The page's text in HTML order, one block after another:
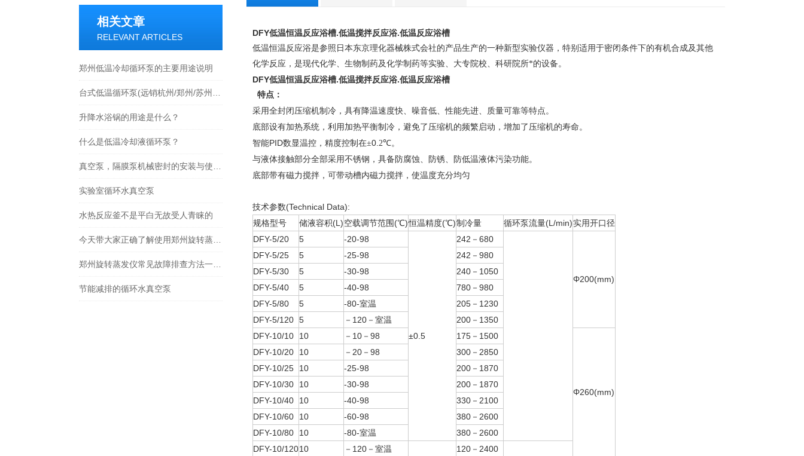
相关文章
RELEVANT ARTICLES
郑州低温冷却循环泵的主要用途说明
升降水浴锅的用途是什么？
什么是低温冷却液循环泵？
实验室循环水真空泵
水热反应釜不是平白无故受人青睐的
节能减排的循环水真空泵
DFY低温恒温反应浴槽.低温搅拌反应浴.低温反应浴槽
低温恒温反应浴是参照日本东京理化器械株式会社的产品生产的一种新型实验仪器，特别适用于密闭条件下的有机合成及其他
化学反应，是现代化学、生物制药及化学制药等实验、大专院校、科研院所*的设备。
DFY低温恒温反应浴槽.低温搅拌反应浴.低温反应浴槽
特点：
采用全封闭压缩机制冷，具有降温速度快、噪音低、性能先进、质量可靠等特点。
底部设有加热系统，利用加热平衡制冷，避免了压缩机的频繁启动，增加了压缩机的寿命。
智能PID数显温控，精度控制在±0. 2℃。
与液体接触部分全部采用不锈钢，具备防腐蚀、防锈、防低温液体污染功能。
底部带有磁力搅拌，可带动槽内磁力搅拌，使温度充分均匀
技术参数(Technical Data):
规格型号
储液容积(L)空载调节范围(℃)恒温精度(℃)制冷量 循环泵流量(L/min)实用开口径
DFY-5/20
5 -20-98
±0.5
242－680
Φ200(mm)
DFY-5/25 5 -25-98
242－980
DFY-5/30
5 -30-98
240－1050
DFY-5/40
5 -40-98
780－980
DFY-5/80
5 -80-室温
205－1230
DFY-5/120 5 －120－室温
200－1350
DFY-10/10
10 －10－98 175－1500
Φ260(mm)
DFY-10/20 10 －20－98
300－2850
DFY-10/25
10 -25-98
200－1870
DFY-10/30
10 -30-98
200－1870
DFY-10/40
10 -40-98
330－2100
DFY-10/60
10 -60-98
380－2600
DFY-10/80
10 -80-室温
380－2600
DFY-10/12010 －120－室温
120－2400